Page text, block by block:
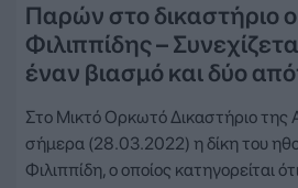
Παρών στο δικαστήριο
Φιλιππίδης –
έναν βιασμό και δύο
Στο Μικτό Ορκωτό Δικαστήριο της
σήμερα (28.03.2022) η δίκη του
Φιλιππίδη, ο οποίος κατηγορείται